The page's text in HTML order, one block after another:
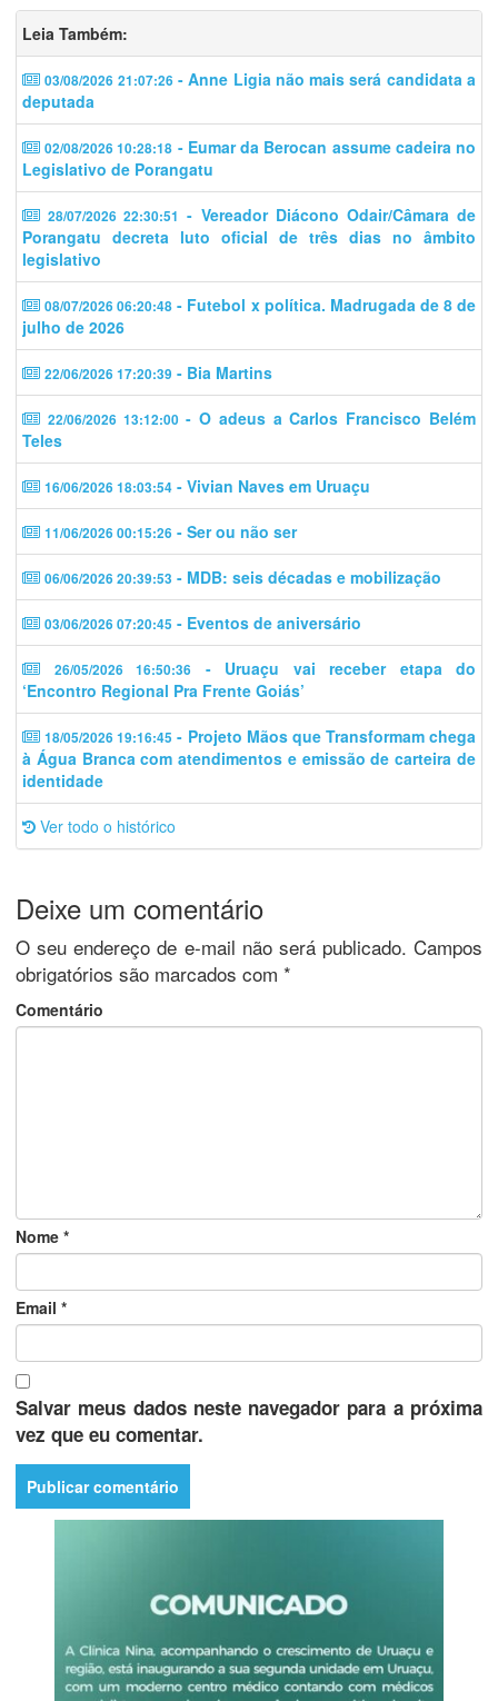
Leia Também:
03/08/2026 21:07:26 - Anne Ligia não mais será candidata a
deputada
02/08/2026 10:28:18 - Eumar da Berocan assume cadeira no
Legislativo de Porangatu
28/07/2026 22:30:51 - Vereador Diácono Odair/Câmara de
Porangatu decreta luto oficial de três dias no âmbito
legislativo
08/07/2026 06:20:48 - Futebol x política. Madrugada de 8 de
julho de 2026
22/06/2026 17:20:39 - Bia Martins
22/06/2026 13:12:00- O adeus a Carlos Francisco Belém
Teles
16/06/2026 18:03:54 - Vivian Naves em Uruaçu
11/06/2026 00:15:26 - Ser ou não ser
06/06/2026 20:39:53 - MDB: seis décadas e mobilização
03/06/2026 07:20:45 - Eventos de aniversário
26/05/2026 16:50:36
- Uruaçu vai receber etapa do
‘Encontro Regional Pra Frente Goiás’
18/05/2026 19:16:45 - Projeto Mãos que Transformam chega
à Água Branca com atendimentos e emissão de carteira de
identidade
Ver todo o histórico
Deixe um comentário
O seu endereço de e-mail não será publicado. Campos
obrigatórios são marcados com *
Comentário
Nome *
Email *
Salvar meus dados neste navegador para a próxima
vez que eu comentar.